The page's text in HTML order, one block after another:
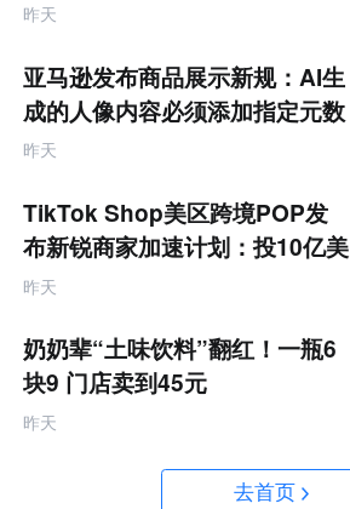
昨天
亚马逊发布商品展示新规：AI生
成的人像内容必须添加指定元数
据
昨天
TikTok Shop美区跨境POP发
布新锐商家加速计划：投10亿美
金资源帮扶四类商家
昨天
奶奶辈“土味饮料”翻红！一瓶6
块9 门店卖到45元
昨天
去首页